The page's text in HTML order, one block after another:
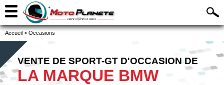
Accueil > Occasions
VENTE DE SPORT-GT D'OCCASION DE
LA MARQUE BMW